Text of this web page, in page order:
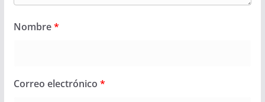
Nombre*
Correo electrónico *